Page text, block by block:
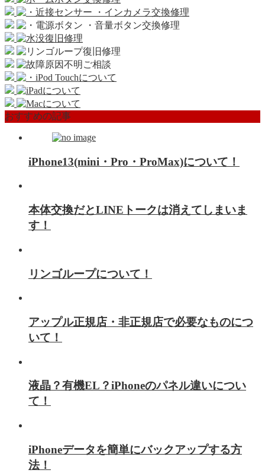
おすすめの記事
iPhone13(mini・Pro・ProMax)について！
本体交換だとLINEトークは消えてしまいま
す！
リンゴループについて！
アップル正規店・非正規店で必要なものにつ
いて！
液晶？有機EL？iPhoneのパネル違いについ
て！
iPhoneデータを簡単にバックアップする方
法！